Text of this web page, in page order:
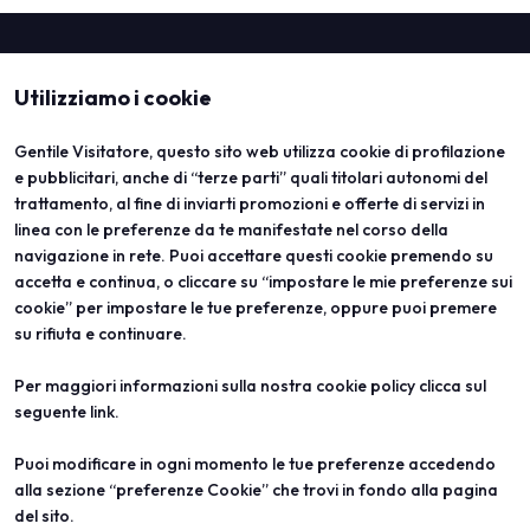
Utilizziamo i cookie
Gentile Visitatore, questo sito web utilizza cookie di profilazione
e pubblicitari, anche di “terze parti” quali titolari autonomi del
trattamento, al fine di inviarti promozioni e offerte di servizi in
linea con le preferenze da te manifestate nel corso della
navigazione in rete. Puoi accettare questi cookie premendo su
accetta e continua, o cliccare su “impostare le mie preferenze sui
cookie” per impostare le tue preferenze, oppure puoi premere
su rifiuta e continuare.
Per maggiori informazioni sulla nostra cookie policy clicca sul
seguente link.
Puoi modificare in ogni momento le tue preferenze accedendo
alla sezione “preferenze Cookie” che trovi in fondo alla pagina
del sito.
ABOUT
Vicenzaoro
T.Gold
VO Vintage
Aree espositive
VISITA
Registrazione e badge
Info pratiche visitatori
FAQ
Diventa espositore
Info utili per esporre
PROGETTI
Progetti speciali